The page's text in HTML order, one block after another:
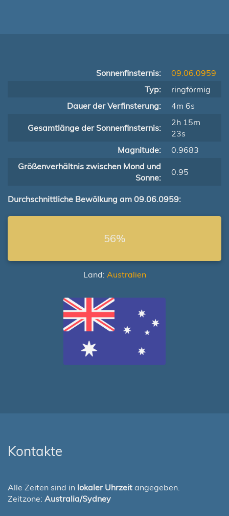
Sonnenfinsternis:
09.06.0959
Typ:
ringförmig
Dauer der Verfinsterung:
4m 6s
Gesamtlänge der Sonnenfinsternis:
2h 15m
23s
Magnitude:
0.9683
Größenverhältnis zwischen Mond und
Sonne:
0.95
Durchschnittliche Bewölkung am 09.06.0959:
56%
Land: Australien
Kontakte
Alle Zeiten sind in lokaler Uhrzeit angegeben.
Zeitzone: Australia/Sydney